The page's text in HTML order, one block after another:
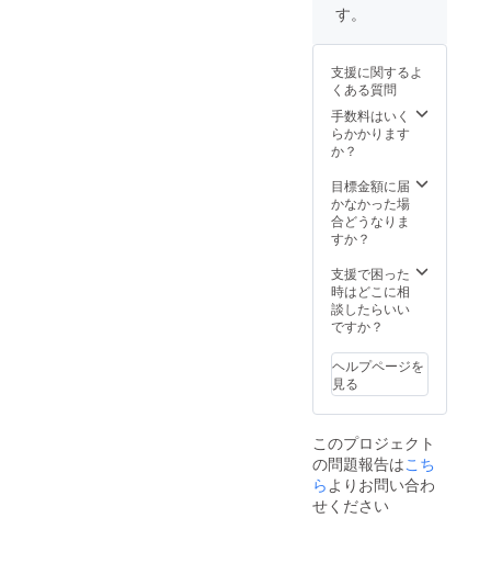
イコン
す
めご了
さ
い。）
・ミニ
ポス
ター ・
カー(三
種類) ・
オリジ
ナルT
(Lサイ
ズ) ・完
成DVD
・怪獣
ン」頭
部フィ
ギュア
・怪獣
ン」着
ぐるみ
す。
支援に関するよ
くある質問
手数料はいく
らかかります
か？
目標金額に届
かなかった場
合どうなりま
すか？
支援で困った
時はどこに相
談したらいい
ですか？
ヘルプページを
見る
このプロジェクト
の問題報告はこち
らよりお問い合わ
せください